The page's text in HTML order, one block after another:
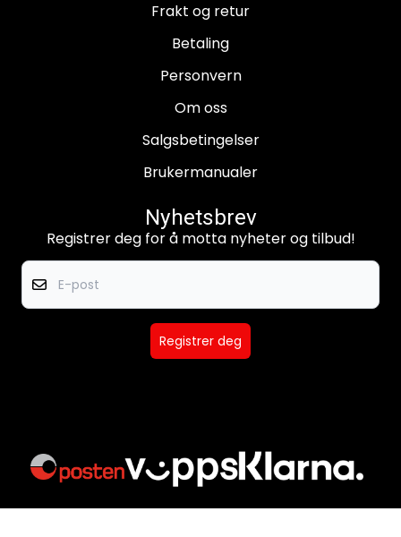
Frakt og retur
Betaling
Personvern
Om oss
Salgsbetingelser
Brukermanualer
Nyhetsbrev
Registrer deg for å motta nyheter og tilbud!
Registrer deg